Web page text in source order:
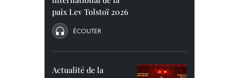
paix Lev Tolstoï 2026
ÉCOUTER
Actualité de la